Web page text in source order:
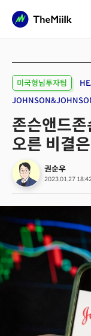
미국형님투자팁
존슨앤드
오른 비결
권순우
2023.01.27